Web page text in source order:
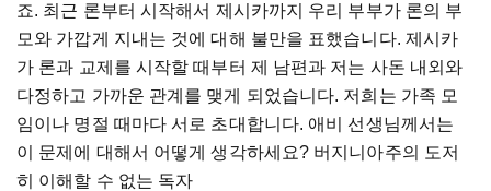
죠. 최근 론부터 시작해서 제시카까지 우리 부부가 론의 부
모와 가깝게 지내는 것에 대해 불만을 표했습니다. 제시카
가 론과 교제를 시작할 때부터 제 남편과 저는 사돈 내외와
다정하고 가까운 관계를 맺게 되었습니다. 저희는 가족 모
임이나 명절 때마다 서로 초대합니다. 애비 선생님께서는
이 문제에 대해서 어떻게 생각하세요? 버지니아주의 도저
히 이해할 수 없는 독자